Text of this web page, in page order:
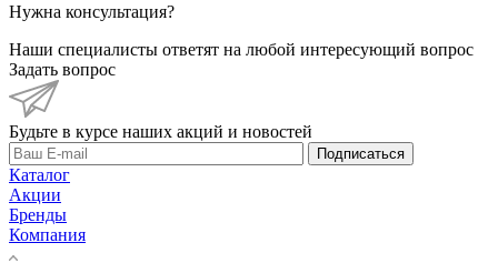
Нужна консультация?
Наши специалисты ответят на любой интересующий вопрос
Задать вопрос
Будьте в курсе наших акций и новостей
Подписаться
Каталог
Акции
Бренды
Компания